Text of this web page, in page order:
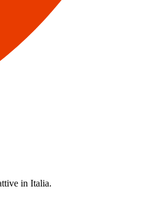
in Italia.